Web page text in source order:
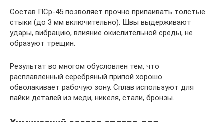
Состав ПСр-45 позволяет прочно припаивать толстые
стыки (до 3 мм включительно). Швы выдерживают
удары, вибрацию, влияние окислительной среды, не
образуют трещин.
Результат во многом обусловлен тем, что
расплавленный серебряный припой хорошо
обволакивает рабочую зону. Сплав используют для
пайки деталей из меди, никеля, стали, бронзы.